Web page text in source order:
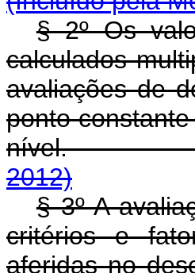
§ 2º Os
calculados
avaliações de
ponto
2012)
§ 3º A
critérios e
aferidas no